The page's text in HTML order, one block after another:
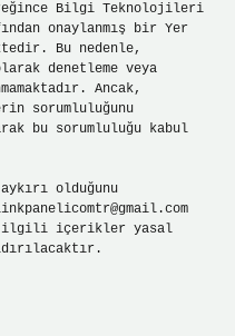
Bilgi Teknolojileri
onaylanmış bir Yer
Bu nedenle,
denetleme veya
Ancak,
sorumluluğunu
bu sorumluluğu kabul
olduğunu
ilgili içerikler yasal